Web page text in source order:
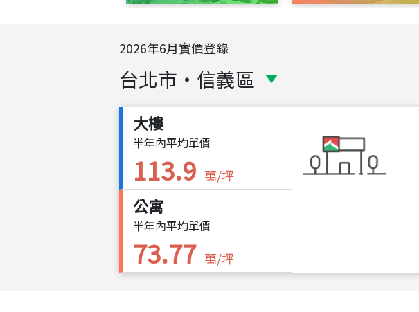
2026年6月實價登錄
台北市 ・ 信義區
大樓
半年內平均單價
113.9 萬/坪
公寓
半年內平均單價
73.77 萬/坪